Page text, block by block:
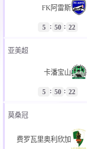
FK阿雷斯
5 : 50 : 22
亚美超
卡潘宝山
5 : 50 : 22
莫桑冠
费罗瓦里奥利欣加